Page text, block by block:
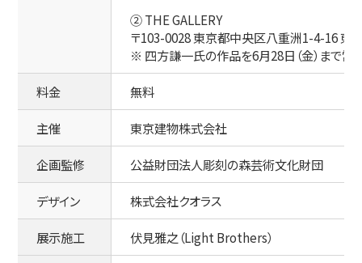
② THE GALLERY
〒103-0028 東京都中央区八重洲1-4-16
※ 四方謙一氏の作品を6月28日（金）まで常
料金 無料
主催 東京建物株式会社
企画監修 公益財団法人彫刻の森芸術文化財団
デザイン 株式会社クオラス
展示施工 伏見雅之（Light Brothers）